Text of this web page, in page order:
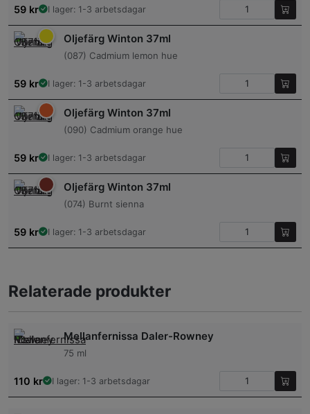
59 kr I lager: 1-3 arbetsdagar
Oljefärg Winton 37ml
(087) Cadmium lemon hue
59 kr I lager: 1-3 arbetsdagar
Oljefärg Winton 37ml
(090) Cadmium orange hue
59 kr I lager: 1-3 arbetsdagar
Oljefärg Winton 37ml
(074) Burnt sienna
59 kr I lager: 1-3 arbetsdagar
Relaterade produkter
Mellanfernissa Daler-Rowney
75 ml
110 kr I lager: 1-3 arbetsdagar